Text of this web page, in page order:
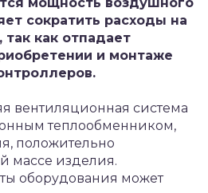
сократить расходы на
как отпадает
и монтаже
вентиляционная система
теплообменником,
положительно
массе изделия.
оборудования может